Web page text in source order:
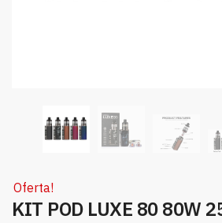
Oferta!
KIT POD LUXE 80 80W